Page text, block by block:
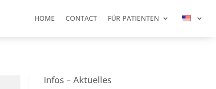
HOME CONTACT FÜR PATIENTEN
HOME CONTACT FÜR PATIENTEN
Infos – Aktuelles